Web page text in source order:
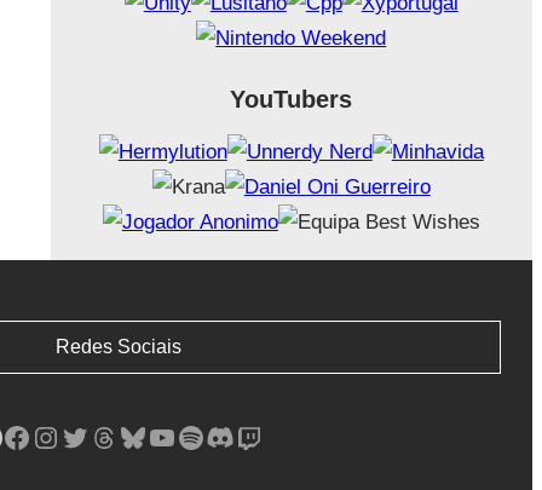
YouTubers
Redes Sociais
Facebook Instagram Twitter Threads Bluesky YouTube Spotify Discord Twitch